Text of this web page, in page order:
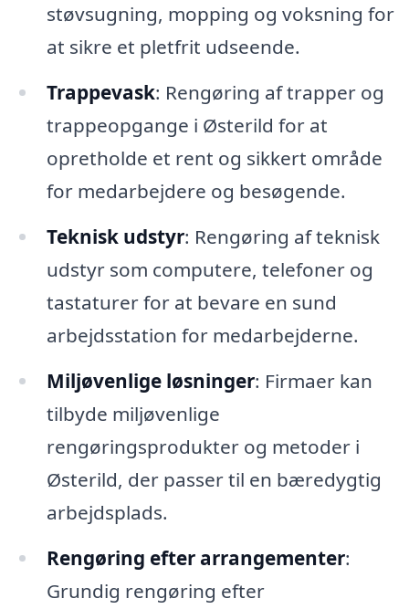
støvsugning, mopping og voksning for
at sikre et pletfrit udseende.
Trappevask: Rengøring af trapper og
trappeopgange i Østerild for at
opretholde et rent og sikkert område
for medarbejdere og besøgende.
Teknisk udstyr: Rengøring af teknisk
udstyr som computere, telefoner og
tastaturer for at bevare en sund
arbejdsstation for medarbejderne.
Miljøvenlige løsninger: Firmaer kan
tilbyde miljøvenlige
rengøringsprodukter og metoder i
Østerild, der passer til en bæredygtig
arbejdsplads.
Rengøring efter arrangementer:
Grundig rengøring efter